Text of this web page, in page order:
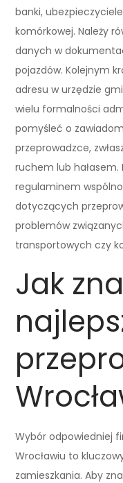
banki,
komórkowej. Należy
danych w
pojazdów. Kolejnym
adresu w urzędzie
wielu formalności
pomyśleć o
przeprowadzce,
ruchem lub hałasem.
regulaminem
dotyczących
problemów
transportowych czy
Jak
Wybór odpowiedniej
Wrocławiu to
zamieszkania. Aby